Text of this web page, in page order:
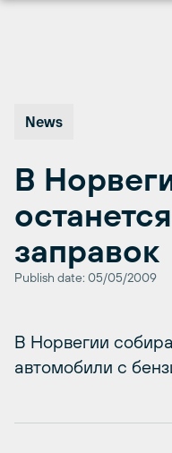
News
В
заправок
Publish date: 05/05/2009
В Норвегии
автомобили с